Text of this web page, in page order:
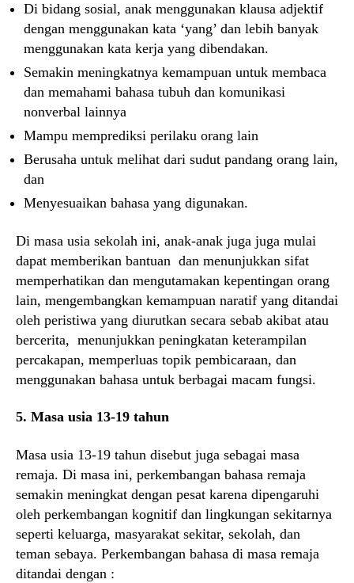
Di bidang sosial, anak menggunakan klausa adjektif
dengan menggunakan kata ‘yang’ dan lebih banyak
menggunakan kata kerja yang dibendakan.
Semakin meningkatnya kemampuan untuk membaca
dan memahami bahasa tubuh dan komunikasi
nonverbal lainnya
Mampu memprediksi perilaku orang lain
Berusaha untuk melihat dari sudut pandang orang lain,
dan
Menyesuaikan bahasa yang digunakan.
Di masa usia sekolah ini, anak-anak juga juga mulai
dapat memberikan bantuan dan menunjukkan sifat
memperhatikan dan mengutamakan kepentingan orang
lain, mengembangkan kemampuan naratif yang ditandai
oleh peristiwa yang diurutkan secara sebab akibat atau
bercerita, menunjukkan peningkatan keterampilan
percakapan, memperluas topik pembicaraan, dan
menggunakan bahasa untuk berbagai macam fungsi.
5. Masa usia 13-19 tahun
Masa usia 13-19 tahun disebut juga sebagai masa
remaja. Di masa ini, perkembangan bahasa remaja
semakin meningkat dengan pesat karena dipengaruhi
oleh perkembangan kognitif dan lingkungan sekitarnya
seperti keluarga, masyarakat sekitar, sekolah, dan
teman sebaya. Perkembangan bahasa di masa remaja
ditandai dengan :